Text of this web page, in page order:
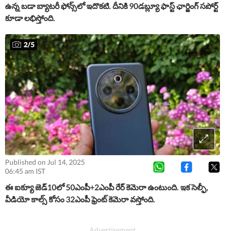
ఉన్న బడా బ్యాటరీ ఫోన్స్​లో ఇదొకటి. దీనికి 90డబ్ల్యూ ఫాస్ట్​ ఛార్జింగ్​ సపోర్ట్​
కూడా లభిస్తోంది.
2/5
Published on Jul 14, 2025
06:45 am IST
ఈ ఐక్యూ జెడ్​10లో 50ఎంపీ+2ఎంపీ రేర్​ కెమెరా ఉంటుంది. ఇక సెల్ఫీ,
వీడియో కాల్స్​ కోసం 32ఎంపీ ఫ్రెంట్​ కెమెరా వస్తోంది.